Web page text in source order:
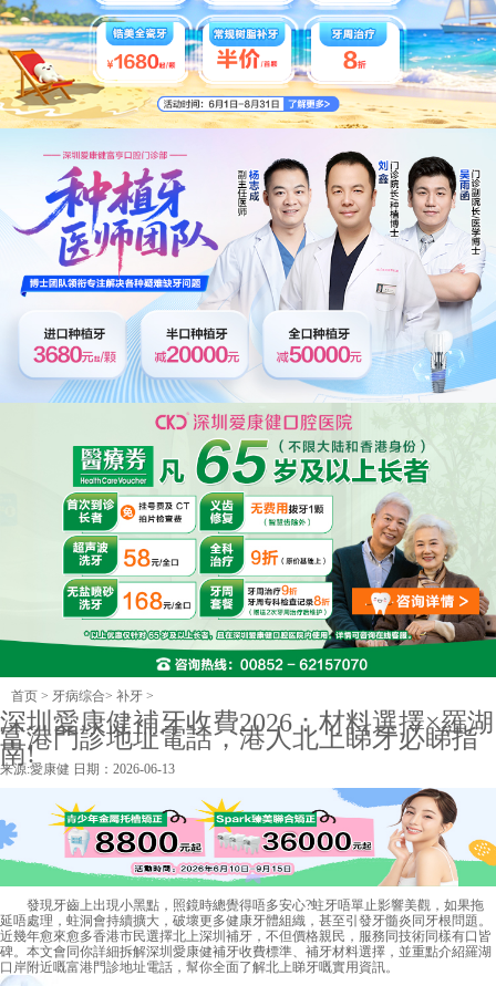
首页 > 牙病综合> 补牙 >
深圳愛康健補牙收費2026：材料選擇×羅湖
富港門診地址電話，港人北上睇牙必睇指
南!
来源:愛康健 日期：2026-06-13
發現牙齒上出現小黑點，照鏡時總覺得唔多安心?蛀牙唔單止影響美觀，如果拖
延唔處理，蛀洞會持續擴大，破壞更多健康牙體組織，甚至引發牙髓炎同牙根問題。
近幾年愈來愈多香港市民選擇北上深圳補牙，不但價格親民，服務同技術同樣有口皆
碑。本文會同你詳細拆解深圳愛康健補牙收費標準、補牙材料選擇，並重點介紹羅湖
口岸附近嘅富港門診地址電話，幫你全面了解北上睇牙嘅實用資訊。